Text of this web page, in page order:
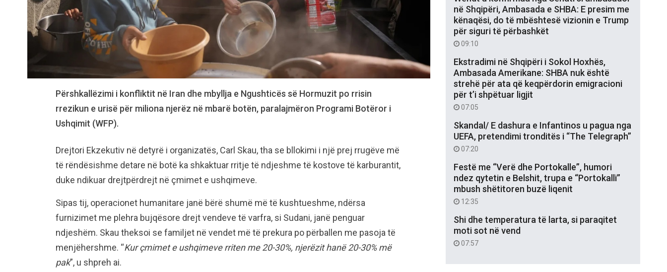
Përshkallëzimi i konfliktit në Iran dhe mbyllja e Ngushticës së Hormuzit po rrisin
rrezikun e urisë për miliona njerëz në mbarë botën, paralajmëron Programi Botëror i
Ushqimit (WFP).
Drejtori Ekzekutiv në detyrë i organizatës, Carl Skau, tha se bllokimi i një prej rrugëve më
të rëndësishme detare në botë ka shkaktuar rritje të ndjeshme të kostove të karburantit,
duke ndikuar drejtpërdrejt në çmimet e ushqimeve.
Sipas tij, operacionet humanitare janë bërë shumë më të kushtueshme, ndërsa
furnizimet me plehra bujqësore drejt vendeve të varfra, si Sudani, janë penguar
ndjeshëm. Skau theksoi se familjet në vendet më të prekura po përballen me pasoja të
menjëhershme. “Kur çmimet e ushqimeve rriten me 20-30%, njerëzit hanë 20-30% më
pak”, u shpreh ai.
në Shqipëri, Ambasada e SHBA: E presim me
kënaqësi, do të mbështesë vizionin e Trump
për siguri të përbashkët
09:10
Ekstradimi në Shqipëri i Sokol Hoxhës,
Ambasada Amerikane: SHBA nuk është
strehë për ata që keqpërdorin emigracioni
për t’i shpëtuar ligjit
07:05
Skandal/ E dashura e Infantinos u pagua nga
UEFA, pretendimi tronditës i “The Telegraph”
07:20
Festë me “Verë dhe Portokalle”, humori
ndez qytetin e Belshit, trupa e “Portokalli”
mbush shëtitoren buzë liqenit
12:35
Shi dhe temperatura të larta, si paraqitet
moti sot në vend
07:57